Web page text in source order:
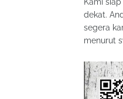
dekat.
segera
menurut